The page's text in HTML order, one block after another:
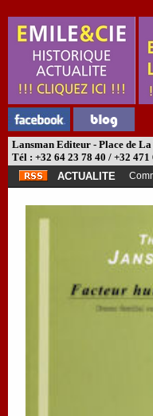
Lansman Editeur - Place de
Tél : +32 64 23 78 40 / +32
ACTUALITE